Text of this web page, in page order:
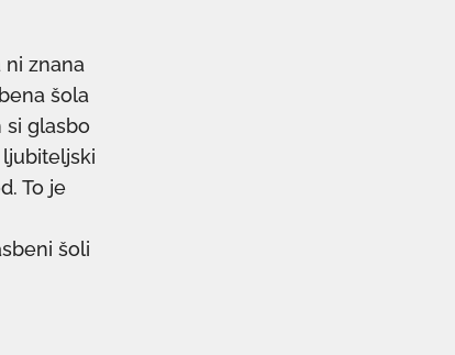
ni znana
šola
si glasbo
To je
šoli